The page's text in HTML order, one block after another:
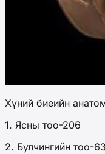
Хүний биеийн
1. Ясны тоо-206
2. Булчингийн тоо-